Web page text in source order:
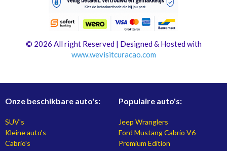
© 2026 All right Reserved | Designed & Hosted with
www.wevisitcuracao.com
Onze beschikbare auto's:
SUV's
Kleine auto's
Cabrio's
Populaire auto's:
Jeep Wranglers
Ford Mustang Cabrio V6
Premium Edition